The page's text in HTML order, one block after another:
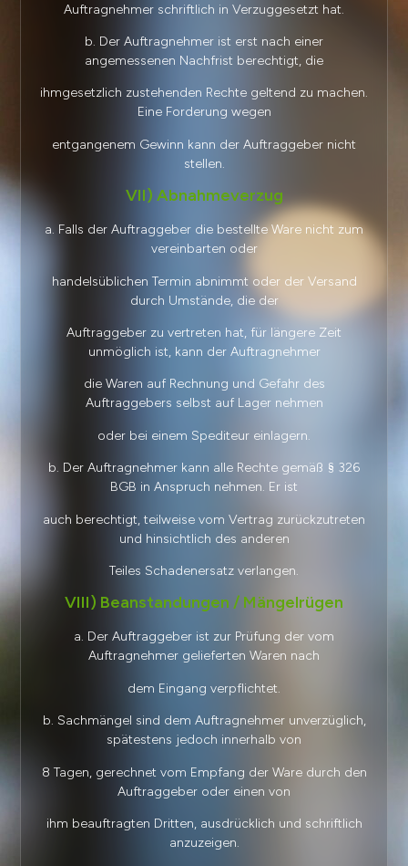
Auftragnehmer schriftlich in Verzuggesetzt hat.
b. Der Auftragnehmer ist erst nach einer
angemessenen Nachfrist berechtigt, die
ihmgesetzlich zustehenden Rechte geltend zu machen.
Eine Forderung wegen
entgangenem Gewinn kann der Auftraggeber nicht
stellen.
VII) Abnahmeverzug
a. Falls der Auftraggeber die bestellte Ware nicht zum
vereinbarten oder
handelsüblichen Termin abnimmt oder der Versand
durch Umstände, die der
Auftraggeber zu vertreten hat, für längere Zeit
unmöglich ist, kann der Auftragnehmer
die Waren auf Rechnung und Gefahr des
Auftraggebers selbst auf Lager nehmen
oder bei einem Spediteur einlagern.
b. Der Auftragnehmer kann alle Rechte gemäß § 326
BGB in Anspruch nehmen. Er ist
auch berechtigt, teilweise vom Vertrag zurückzutreten
und hinsichtlich des anderen
Teiles Schadenersatz verlangen.
VIII) Beanstandungen / Mängelrügen
a. Der Auftraggeber ist zur Prüfung der vom
Auftragnehmer gelieferten Waren nach
dem Eingang verpflichtet.
b. Sachmängel sind dem Auftragnehmer unverzüglich,
spätestens jedoch innerhalb von
8 Tagen, gerechnet vom Empfang der Ware durch den
Auftraggeber oder einen von
ihm beauftragten Dritten, ausdrücklich und schriftlich
anzuzeigen.